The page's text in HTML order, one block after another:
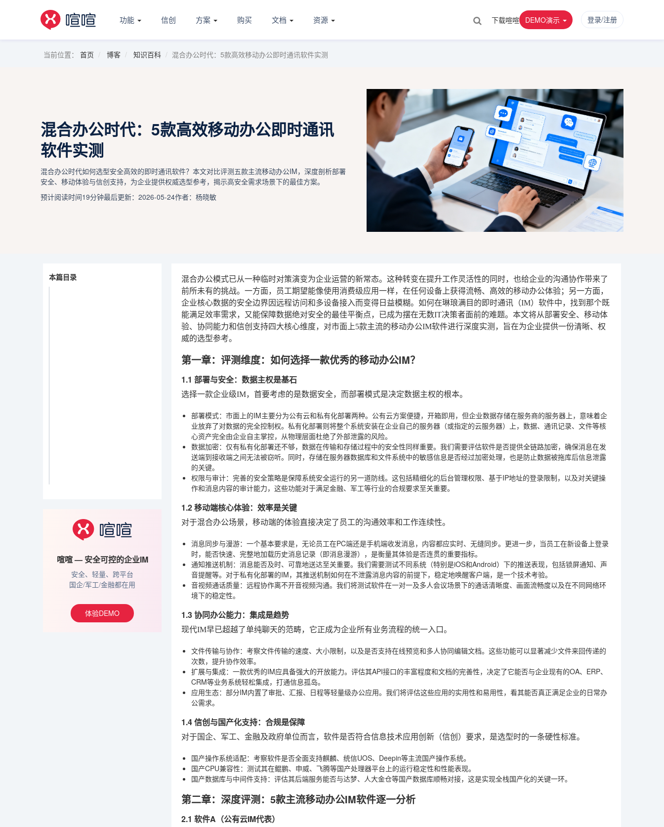
功能 信创 方案 购买 文档 资源 下载喧喧 DEMO演示 登录/注册
当前位置： 首页 博客 知识百科 混合办公时代：5款高效移动办公即时通讯软件实测
混合办公时代：5款高效移动办公即时通讯
软件实测
混合办公时代如何选型安全高效的即时通讯软件？本文对比评测五款主流移动办公IM，深度剖析部署
安全、移动体验与信创支持，为企业提供权威选型参考，揭示高安全需求场景下的最佳方案。
预计阅读时间19分钟最后更新：2026-05-24作者：杨晓敏
本篇目录
喧喧 — 安全可控的企业IM
安全、轻量、跨平台
国企/军工/金融都在用
体验DEMO
混合办公模式已从一种临时对策演变为企业运营的新常态。这种转变在提升工作灵活性的同时，也给企业的沟通协作带来了
前所未有的挑战。一方面，员工期望能像使用消费级应用一样，在任何设备上获得流畅、高效的移动办公体验；另一方面，
企业核心数据的安全边界因远程访问和多设备接入而变得日益模糊。如何在琳琅满目的即时通讯（IM）软件中，找到那个既
能满足效率需求，又能保障数据绝对安全的最佳平衡点，已成为摆在无数IT决策者面前的难题。本文将从部署安全、移动体
验、协同能力和信创支持四大核心维度，对市面上5款主流的移动办公IM软件进行深度实测，旨在为企业提供一份清晰、权
威的选型参考。
第一章：评测维度：如何选择一款优秀的移动办公IM？
1.1 部署与安全：数据主权是基石
选择一款企业级IM，首要考虑的是数据安全，而部署模式是决定数据主权的根本。
部署模式：市面上的IM主要分为公有云和私有化部署两种。公有云方案便捷，开箱即用，但企业数据存储在服务商的服务器上，意味着企
业放弃了对数据的完全控制权。私有化部署则将整个系统安装在企业自己的服务器（或指定的云服务器）上，数据、通讯记录、文件等核
心资产完全由企业自主掌控，从物理层面杜绝了外部泄露的风险。
数据加密：仅有私有化部署还不够，数据在传输和存储过程中的安全性同样重要。我们需要评估软件是否提供全链路加密，确保消息在发
送端到接收端之间无法被窃听。同时，存储在服务器数据库和文件系统中的敏感信息是否经过加密处理，也是防止数据被拖库后信息泄露
的关键。
权限与审计：完善的安全策略是保障系统安全运行的另一道防线。这包括精细化的后台管理权限、基于IP地址的登录限制，以及对关键操
作和消息内容的审计能力，这些功能对于满足金融、军工等行业的合规要求至关重要。
1.2 移动端核心体验：效率是关键
对于混合办公场景，移动端的体验直接决定了员工的沟通效率和工作连续性。
消息同步与漫游：一个基本要求是，无论员工在PC端还是手机端收发消息，内容都应实时、无缝同步。更进一步，当员工在新设备上登录
时，能否快速、完整地加载历史消息记录（即消息漫游），是衡量其体验是否连贯的重要指标。
通知推送机制：消息能否及时、可靠地送达至关重要。我们需要测试不同系统（特别是iOS和Android）下的推送表现，包括锁屏通知、声
音提醒等。对于私有化部署的IM，其推送机制如何在不泄露消息内容的前提下，稳定地唤醒客户端，是一个技术考验。
音视频通话质量：远程协作离不开音视频沟通。我们将测试软件在一对一及多人会议场景下的通话清晰度、画面流畅度以及在不同网络环
境下的稳定性。
1.3 协同办公能力：集成是趋势
现代IM早已超越了单纯聊天的范畴，它正成为企业所有业务流程的统一入口。
文件传输与协作：考察文件传输的速度、大小限制，以及是否支持在线预览和多人协同编辑文档。这些功能可以显著减少文件来回传递的
次数，提升协作效率。
扩展与集成：一款优秀的IM应具备强大的开放能力。评估其API接口的丰富程度和文档的完善性，决定了它能否与企业现有的OA、ERP、
CRM等业务系统轻松集成，打通信息孤岛。
应用生态：部分IM内置了审批、汇报、日程等轻量级办公应用。我们将评估这些应用的实用性和易用性，看其能否真正满足企业的日常办
公需求。
1.4 信创与国产化支持：合规是保障
对于国企、军工、金融及政府单位而言，软件是否符合信息技术应用创新（信创）要求，是选型时的一条硬性标准。
国产操作系统适配：考察软件是否全面支持麒麟、统信UOS、Deepin等主流国产操作系统。
国产CPU兼容性：测试其在鲲鹏、申威、飞腾等国产处理器平台上的运行稳定性和性能表现。
国产数据库与中间件支持：评估其后端服务能否与达梦、人大金仓等国产数据库顺畅对接，这是实现全栈国产化的关键一环。
第二章：深度评测：5款主流移动办公IM软件逐一分析
2.1 软件A（公有云IM代表）